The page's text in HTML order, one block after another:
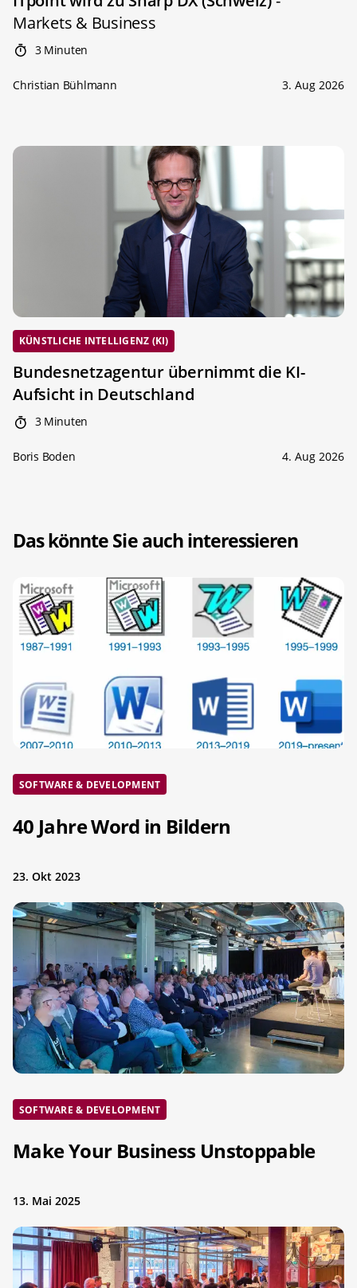
Markets & Business
3 Minuten
Christian Bühlmann 3. Aug 2026
KÜNSTLICHE INTELLIGENZ (KI)
Bundesnetzagentur übernimmt die KI-
Aufsicht in Deutschland
3 Minuten
Boris Boden 4. Aug 2026
Das könnte Sie auch interessieren
SOFTWARE & DEVELOPMENT
40 Jahre Word in Bildern
23. Okt 2023
SOFTWARE & DEVELOPMENT
Make Your Business Unstoppable
13. Mai 2025